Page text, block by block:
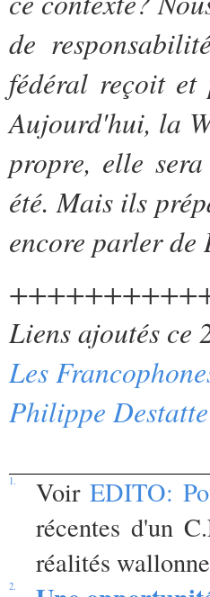
de
fédéral reçoit et
Aujourd'hui, la
propre, elle
été. Mais ils
encore parler de
Liens ajoutés ce
Les
Philippe
1. Voir EDITO:
récentes d'un
réalités
2.